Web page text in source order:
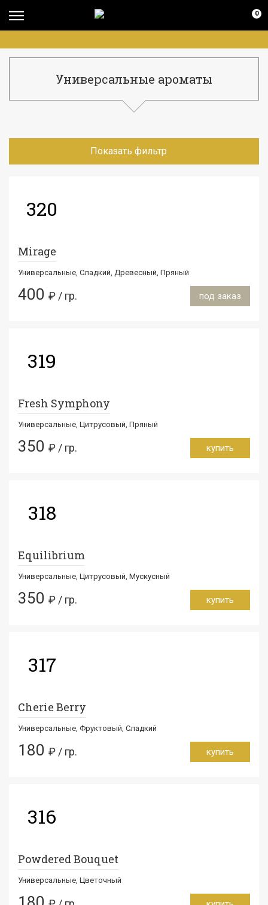
0
Универсальные ароматы
Показать фильтр
320
Mirage
Универсальные, Сладкий, Древесный, Пряный
400 ₽ / гр. под заказ
319
Fresh Symphony
Универсальные, Цитрусовый, Пряный
350 ₽ / гр. купить
318
Equilibrium
Универсальные, Цитрусовый, Мускусный
350 ₽ / гр. купить
317
Cherie Berry
Универсальные, Фруктовый, Сладкий
180 ₽ / гр. купить
316
Powdered Bouquet
Универсальные, Цветочный